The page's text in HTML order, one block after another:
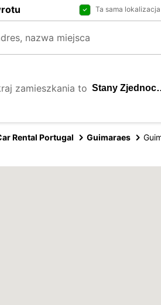
Ta sama
zamieszkania to
Rental Portugal Guimaraes